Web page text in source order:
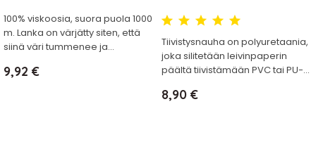
100% viskoosia, suora puola 1000
m. Lanka on värjätty siten, että
siinä väri tummenee ja...
Hinta
9,92 €
Tiivistysnauha on polyuretaania,
joka silitetään leivinpaperin
päältä tiivistämään PVC tai PU-...
Hinta
8,90 €